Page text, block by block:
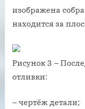
изображена
находится за
Рисунок 3 –
отливки:
– чертёж детали;